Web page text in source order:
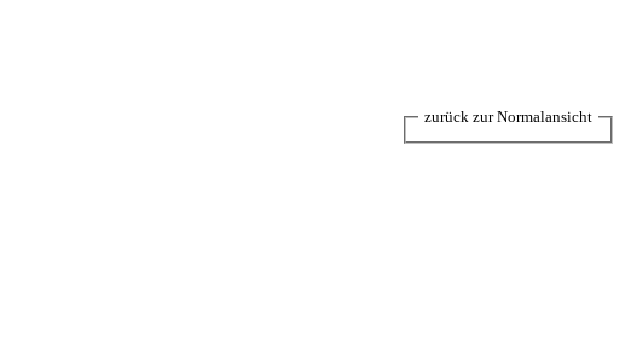
zurück zur Normalansicht